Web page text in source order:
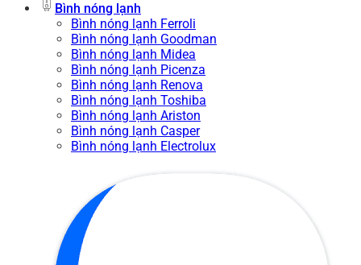
Bình nóng lạnh
Bình nóng lạnh Ferroli
Bình nóng lạnh Goodman
Bình nóng lạnh Midea
Bình nóng lạnh Picenza
Bình nóng lạnh Renova
Bình nóng lạnh Toshiba
Bình nóng lạnh Ariston
Bình nóng lạnh Casper
Bình nóng lạnh Electrolux